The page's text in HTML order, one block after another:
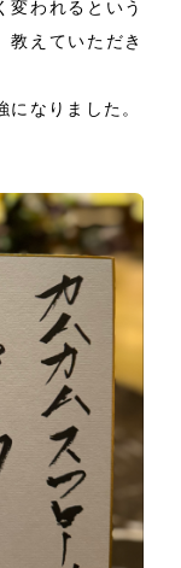
われるという
えていただき
なりました。